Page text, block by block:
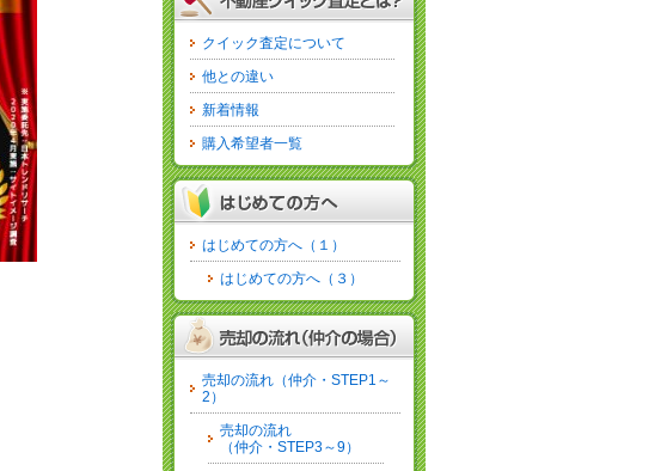
クイック査定について
他との違い
新着情報
購入希望者一覧
はじめての方へ（１）
はじめての方へ（３）
売却の流れ（仲介・STEP1～
2）
売却の流れ
（仲介・STEP3～9）